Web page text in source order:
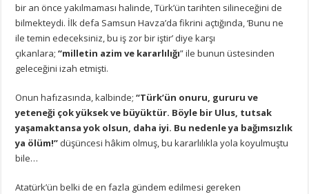
bir an önce yakılmaması halinde, Türk’ün tarihten silineceğini de
bilmekteydi. İlk defa Samsun Havza’da fikrini açtığında, ‘Bunu ne
ile temin edeceksiniz, bu iş zor bir iştir’ diye karşı
çıkanlara;“milletin azim ve kararlılığı” ile bunun üstesinden
geleceğini izah etmişti.
Onun hafızasında, kalbinde;“Türk’ün onuru, gururu ve
yeteneği çok yüksek ve büyüktür. Böyle bir Ulus, tutsak
yaşamaktansa yok olsun, daha iyi. Bu nedenle ya bağımsızlık
ya ölüm!” düşüncesi hâkim olmuş, bu kararlılıkla yola koyulmuştu
bile…
Atatürk’ün belki de en fazla gündem edilmesi gereken